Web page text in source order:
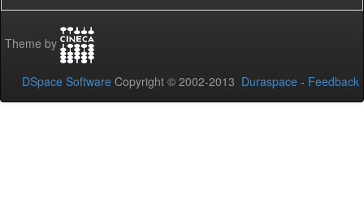
Theme by
DSpace Software Copyright © 2002-2013 Duraspace - Feedback